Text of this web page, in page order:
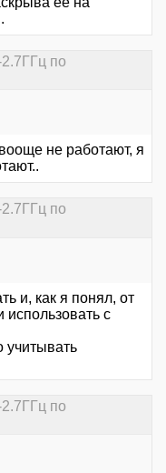
по
не работают, я
по
и, как я понял, от
использовать с
учитывать
по